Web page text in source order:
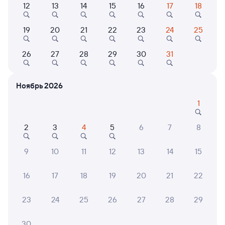
Выберите дату
Найдём билет на поезд за вас
Даже если сейчас нет мест
Искать билеты
Путешественникам нравятся эти варианты
Лето&Зеленая Роща
12 13 14 15 16 17 18
19 20 21 22 23 24 25
26 27 28 29 30 31
Ноябрь 2026
1
2 3 4 5 6 7 8
9 10 11 12 13 14 15
16 17 18 19 20 21 22
23 24 25 26 27 28 29